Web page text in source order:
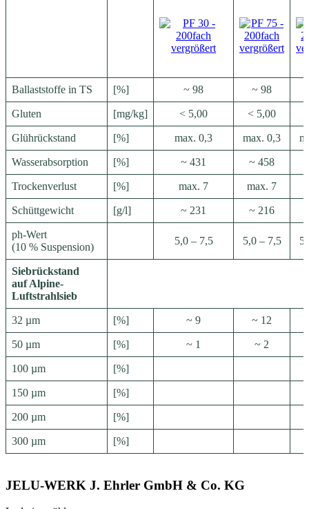
Ballaststoffe in TS [%] ~ 98 ~ 98
Gluten [mg/kg] < 5,00 < 5,00
Glührückstand [%] max. 0,3 max. 0,3
Wasserabsorption [%] ~ 431 ~ 458
Trockenverlust [%] max. 7 max. 7
Schüttgewicht [g/l] ~ 231 ~ 216
ph-Wert
(10 % Suspension)
5,0 – 7,5 5,0 – 7,5
Siebrückstand
auf Alpine-
Luftstrahlsieb
32 µm [%] ~ 9 ~ 12
50 µm [%] ~ 1 ~ 2
100 µm [%]
150 µm [%]
200 µm [%]
300 µm [%]
JELU-WERK J. Ehrler GmbH & Co. KG